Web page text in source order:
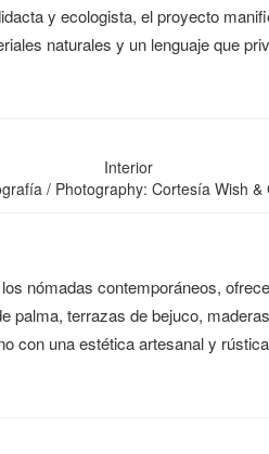
y ecologista, el proyecto
naturales y un lenguaje que
Interior
/ Photography: Cortesía Wish &
nómadas contemporáneos,
palma, terrazas de bejuco,
con una estética artesanal y